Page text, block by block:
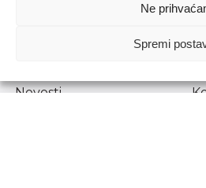
Ne
Spremi
1778129
Prenošenje sadržaja dopušteno je
Novosti